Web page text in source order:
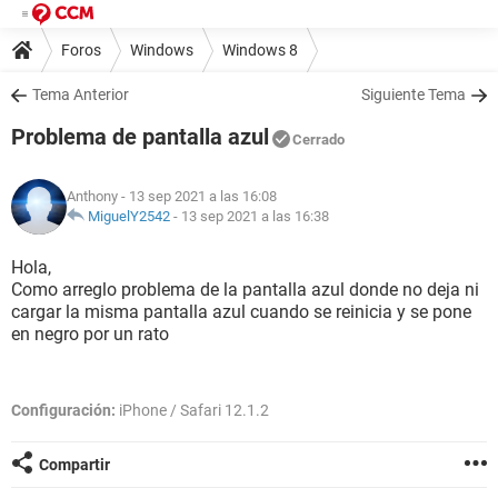
Foros Windows Windows 8
Tema Anterior Siguiente Tema
Problema de pantalla azul Cerrado
Anthony - 13 sep 2021 a las 16:08
MiguelY2542 - 13 sep 2021 a las 16:38
Hola,
Como arreglo problema de la pantalla azul donde no deja ni
cargar la misma pantalla azul cuando se reinicia y se pone
en negro por un rato
Configuración: iPhone / Safari 12.1.2
Compartir